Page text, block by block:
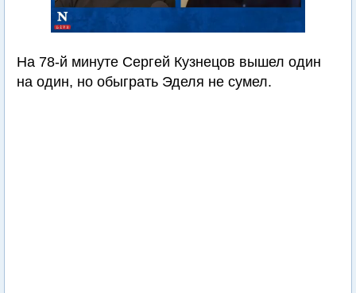
На 78-й минуте Сергей Кузнецов вышел один
на один, но обыграть Эделя не сумел.